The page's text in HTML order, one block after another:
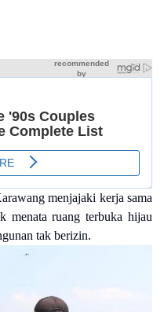
menjajaki kerja sama
menata ruang terbuka hijau
tak berizin.